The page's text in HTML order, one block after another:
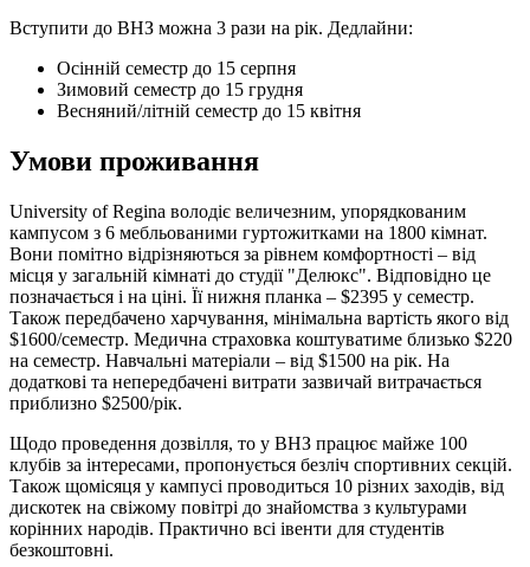
Вступити до ВНЗ можна 3 рази на рік. Дедлайни:
Осінній семестр до 15 серпня
Зимовий семестр до 15 грудня
Весняний/літній семестр до 15 квітня
Умови проживання
University of Regina володіє величезним, упорядкованим
кампусом з 6 мебльованими гуртожитками на 1800 кімнат.
Вони помітно відрізняються за рівнем комфортності – від
місця у загальній кімнаті до студії "Делюкс". Відповідно це
позначається і на ціні. Її нижня планка – $2395 у семестр.
Також передбачено харчування, мінімальна вартість якого від
$1600/семестр. Медична страховка коштуватиме близько $220
на семестр. Навчальні матеріали – від $1500 на рік. На
додаткові та непередбачені витрати зазвичай витрачається
приблизно $2500/рік.
Щодо проведення дозвілля, то у ВНЗ працює майже 100
клубів за інтересами, пропонується безліч спортивних секцій.
Також щомісяця у кампусі проводиться 10 різних заходів, від
дискотек на свіжому повітрі до знайомства з культурами
корінних народів. Практично всі івенти для студентів
безкоштовні.